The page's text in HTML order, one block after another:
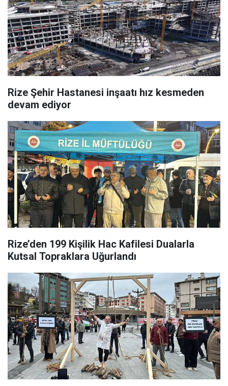
Rize Şehir Hastanesi inşaatı hız kesmeden
devam ediyor
Rize’den 199 Kişilik Hac Kafilesi Dualarla
Kutsal Topraklara Uğurlandı